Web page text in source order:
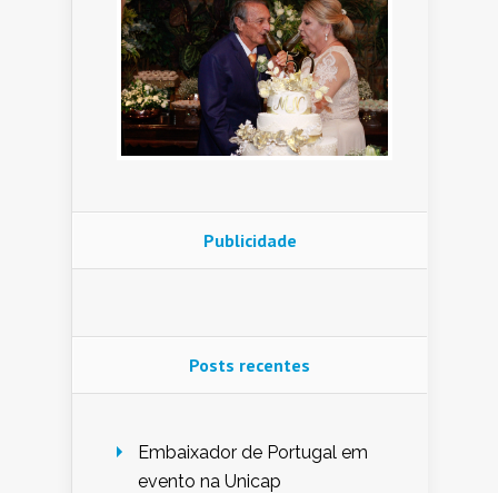
Publicidade
Posts recentes
Embaixador de Portugal em
evento na Unicap